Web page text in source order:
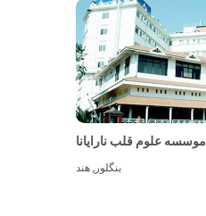
موسسه علوم قلب نارایانا
بنگلور,هند